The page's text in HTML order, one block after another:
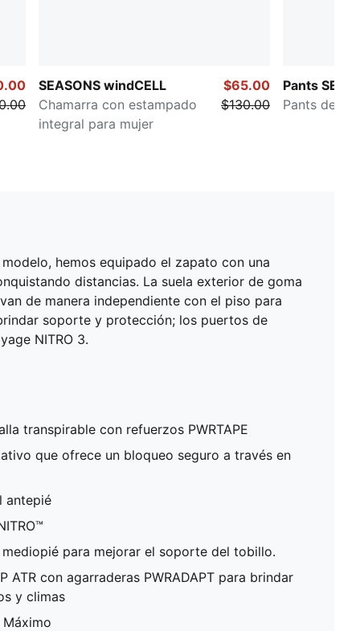
SEASONS windCELL
Chamarra con estampado
integral para mujer
$65.00
$130.00
Pants
Pants de
hemos equipado el zapato con una
distancias. La suela exterior de goma
de manera independiente con el piso para
soporte y protección; los puertos de
NITRO 3.
transpirable con refuerzos PWRTAPE
que ofrece un bloqueo seguro a través en
antepié
para mejorar el soporte del tobillo.
ATR con agarraderas PWRADAPT para brindar
y climas